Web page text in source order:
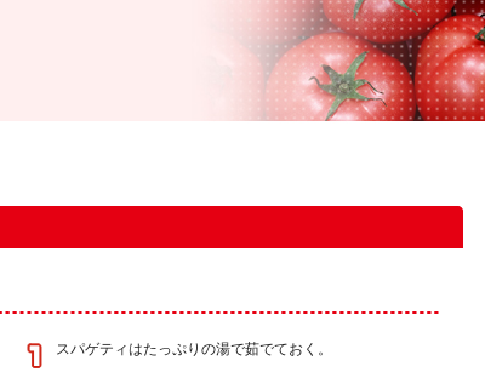
スパゲティはたっぷりの湯で茹でておく。